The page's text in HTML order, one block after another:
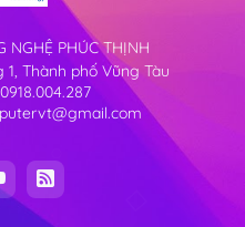
NGHỆ PHÚC THỊNH
Thành phố Vũng Tàu